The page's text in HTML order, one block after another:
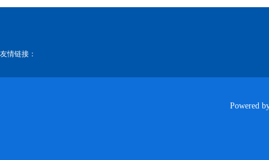
友情链接：
Powered